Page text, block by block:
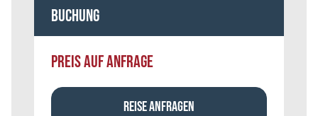
Buchung
PREIS AUF ANFRAGE
REISE ANFRAGEN